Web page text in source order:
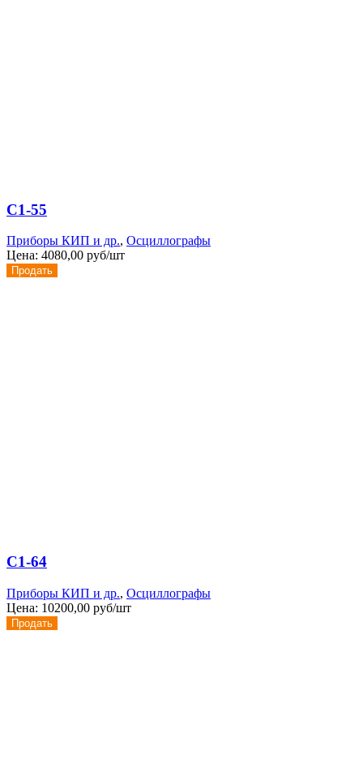
С1-55
Приборы КИП и др., Осциллографы
Цена: 4080,00 руб/шт
Продать
С1-64
Приборы КИП и др., Осциллографы
Цена: 10200,00 руб/шт
Продать